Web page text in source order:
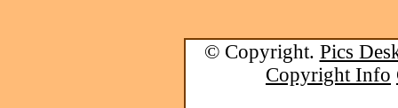
© Copyright. Pics
Copyright Info